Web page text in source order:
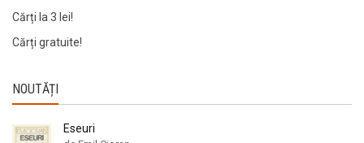
Cărți la 3 lei!
Cărți gratuite!
NOUTĂȚI
Eseuri